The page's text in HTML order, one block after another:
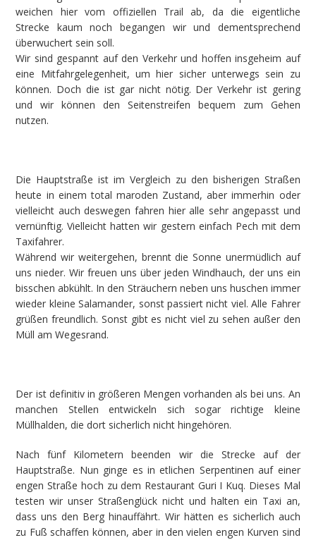
weichen hier vom offiziellen Trail ab, da die eigentliche
Strecke kaum noch begangen wir und dementsprechend
überwuchert sein soll.
Wir sind gespannt auf den Verkehr und hoffen insgeheim auf
eine Mitfahrgelegenheit, um hier sicher unterwegs sein zu
können. Doch die ist gar nicht nötig. Der Verkehr ist gering
und wir können den Seitenstreifen bequem zum Gehen
nutzen.
Die Hauptstraße ist im Vergleich zu den bisherigen Straßen
heute in einem total maroden Zustand, aber immerhin oder
vielleicht auch deswegen fahren hier alle sehr angepasst und
vernünftig. Vielleicht hatten wir gestern einfach Pech mit dem
Taxifahrer.
Während wir weitergehen, brennt die Sonne unermüdlich auf
uns nieder. Wir freuen uns über jeden Windhauch, der uns ein
bisschen abkühlt. In den Sträuchern neben uns huschen immer
wieder kleine Salamander, sonst passiert nicht viel. Alle Fahrer
grüßen freundlich. Sonst gibt es nicht viel zu sehen außer den
Müll am Wegesrand.
Der ist definitiv in größeren Mengen vorhanden als bei uns. An
manchen Stellen entwickeln sich sogar richtige kleine
Müllhalden, die dort sicherlich nicht hingehören.
Nach fünf Kilometern beenden wir die Strecke auf der
Hauptstraße. Nun ginge es in etlichen Serpentinen auf einer
engen Straße hoch zu dem Restaurant Guri I Kuq. Dieses Mal
testen wir unser Straßenglück nicht und halten ein Taxi an,
dass uns den Berg hinauffährt. Wir hätten es sicherlich auch
zu Fuß schaffen können, aber in den vielen engen Kurven sind